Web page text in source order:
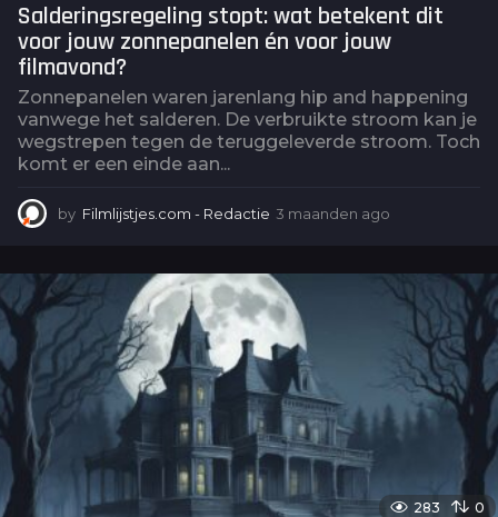
Salderingsregeling stopt: wat betekent dit
voor jouw zonnepanelen én voor jouw
filmavond?
Zonnepanelen waren jarenlang hip and happening
vanwege het salderen. De verbruikte stroom kan je
wegstrepen tegen de teruggeleverde stroom. Toch
komt er een einde aan...
by Filmlijstjes.com - Redactie 3 maanden ago
a
n
a
g
o
283 0